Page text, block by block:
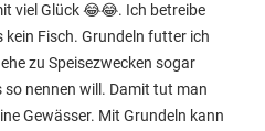
viel Glück 😂😂. Ich betreibe
kein Fisch. Grundeln futter ich
zu Speisezwecken sogar
nennen will. Damit tut man
Gewässer. Mit Grundeln kann